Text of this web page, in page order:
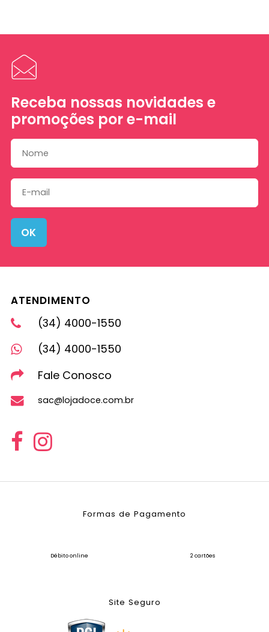
Receba nossas novidades e
promoções por e-mail
OK
ATENDIMENTO
(34) 4000-1550
(34) 4000-1550
Fale Conosco
sac@lojadoce.com.br
Formas de Pagamento
Débito online 2 cartões
Site Seguro